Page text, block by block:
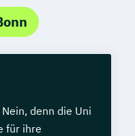
denn die Uni
für ihre